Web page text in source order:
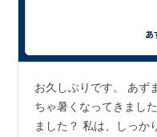
お久しぶりです。 あず
ちゃ暑くなってきまし
ました？ 私は、しっか